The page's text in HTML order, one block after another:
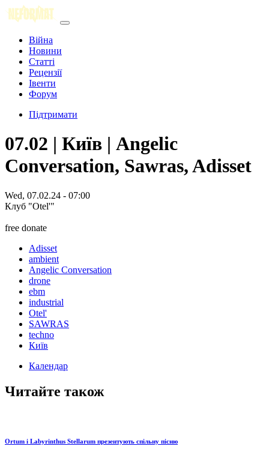
Війна
Новини
Статті
Рецензії
Івенти
Форум
Підтримати
07.02 | Київ | Angelic
Conversation, Sawras, Adisset
Wed, 07.02.24 - 07:00
Клуб "Otel'"
free donate
Adisset
ambient
Angelic Conversation
drone
ebm
industrial
Otel'
SAWRAS
techno
Київ
Календар
Читайте також
Ortum і Labyrinthus Stellarum презентують спільну пісню